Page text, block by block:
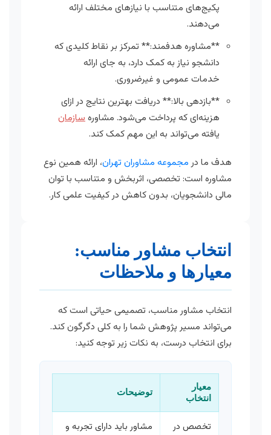
پکیج‌های متناسب با نیازهای مختلف ارائه
می‌دهند.
**مشاوره هدفمند:** تمرکز بر نقاط کلیدی که
دانشجو نیاز به کمک دارد، به جای ارائه
خدمات عمومی و غیرضروری.
**بازدهی بالا:** دریافت بهترین نتایج در ازای
هزینه‌ای که پرداخت می‌شود. مشاورهسازمان
یافته می‌تواند به این مهم کمک کند.
هدف ما درمجموعه مشاوران تهران، ارائه همین نوع
مشاوره است: تخصصی، اثربخش و متناسب با توان
مالی دانشجویان، بدون کاهش در کیفیت علمی کار.
انتخاب مشاور مناسب:
معیارها و ملاحظات
انتخاب مشاور مناسب، تصمیمی حیاتی است که
می‌تواند مسیر پژوهش شما را به کلی دگرگون کند.
برای انتخاب درست، به نکات زیر توجه کنید:
معیار
انتخاب
توضیحات
تخصص در
مشاور باید دارای تجربه و